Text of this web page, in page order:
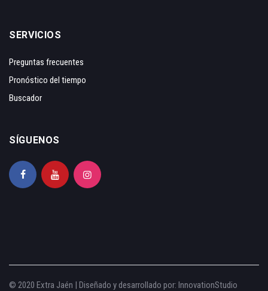
SERVICIOS
Preguntas frecuentes
Pronóstico del tiempo
Buscador
SÍGUENOS
© 2020 Extra Jaén | Diseñado y desarrollado por: InnovationStudio